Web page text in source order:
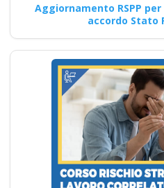
Impara le
casa
Corso di
Aggiornamento RSPP
accordo Stato